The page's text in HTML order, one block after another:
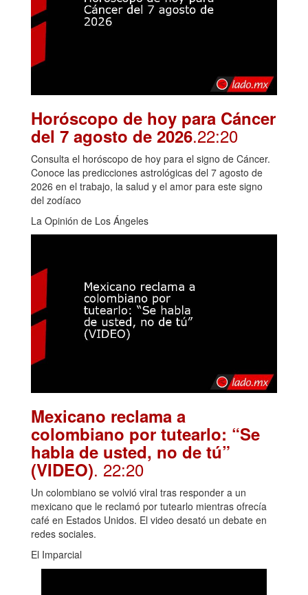
Horóscopo de hoy para Cáncer
del 7 agosto de 2026.22:20
Consulta el horóscopo de hoy para el signo de Cáncer.
Conoce las predicciones astrológicas del 7 agosto de
2026 en el trabajo, la salud y el amor para este signo
del zodíaco
La Opinión de Los Ángeles
Mexicano reclama a
colombiano por tutearlo: “Se
habla de usted, no de tú”
(VIDEO). 22:20
Un colombiano se volvió viral tras responder a un
mexicano que le reclamó por tutearlo mientras ofrecía
café en Estados Unidos. El video desató un debate en
redes sociales.
El Imparcial